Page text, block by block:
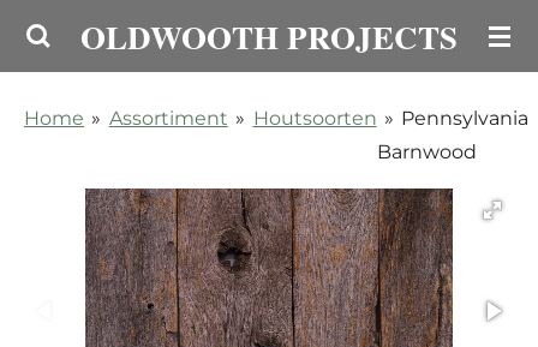
Ga
de
OLDWOOTH PROJECTS
Home » Assortiment » Houtsoorten » Pennsylvania
Barnwood